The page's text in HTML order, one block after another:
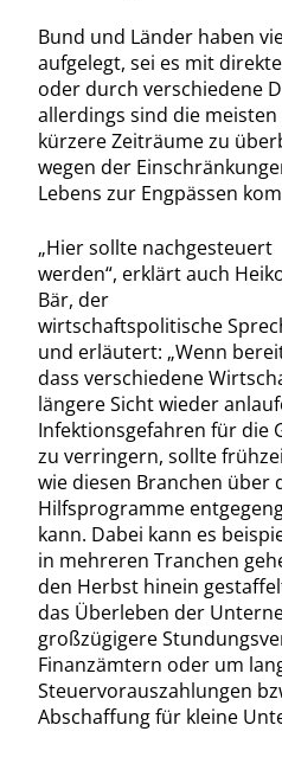
Bund und Länder haben
aufgelegt, sei es mit
oder durch verschiedene
allerdings sind die
kürzere Zeiträume zu
wegen der
Lebens zur Engpässen
„Hier sollte nachgesteuert
werden“, erklärt auch
Bär, der
wirtschaftspolitische
und erläutert: „Wenn
dass verschiedene
längere Sicht wieder
Infektionsgefahren für die
zu verringern, sollte
wie diesen Branchen über
Hilfsprogramme
kann. Dabei kann es
in mehreren Tranchen
den Herbst hinein
das Überleben der
großzügigere
Finanzämtern oder um
Steuervorauszahlungen
Abschaffung für kleine